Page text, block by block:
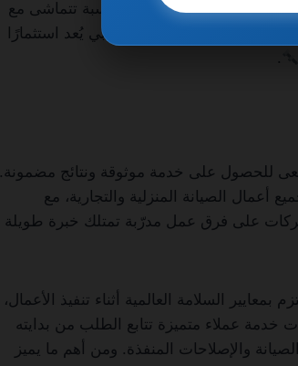
الشركات على تقديم أسعار مناسبة تتماشى مع
خدمات الصيانة العامة في دبي يُعد استثمارًا
.
للحصول على خدمة موثوقة ونتائج مضمونة.
الصيانة المنزلية والتجارية، مع
على فرق عمل مدرّبة تمتلك خبرة طويلة
السلامة العالمية أثناء تنفيذ الأعمال،
خدمة عملاء متميزة تتابع الطلب من بدايته
والإصلاحات المنفذة. ومن أهم ما يميز